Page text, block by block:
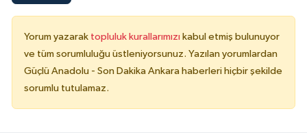
Yorum yazarak topluluk kurallarımızı kabul etmiş bulunuyor
ve tüm sorumluluğu üstleniyorsunuz. Yazılan yorumlardan
Güçlü Anadolu - Son Dakika Ankara haberleri hiçbir şekilde
sorumlu tutulamaz.